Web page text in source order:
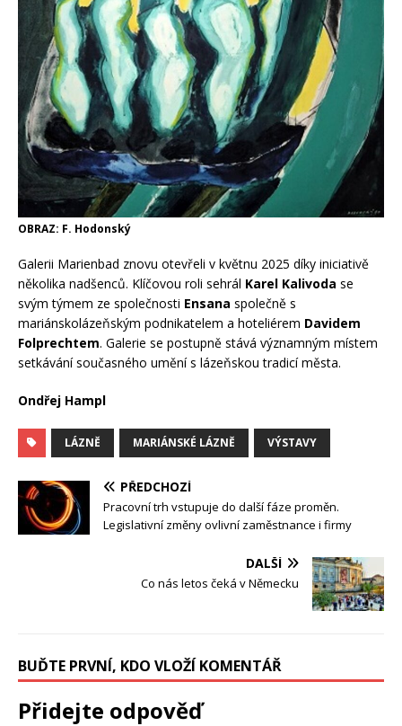
OBRAZ: F. Hodonský
Galerii Marienbad znovu otevřeli v květnu 2025 díky iniciativě
několika nadšenců. Klíčovou roli sehrál Karel Kalivoda se
svým týmem ze společnosti Ensana společně s
mariánskolázeňským podnikatelem a hoteliérem Davidem
Folprechtem. Galerie se postupně stává významným místem
setkávání současného umění s lázeňskou tradicí města.
Ondřej Hampl
LÁZNĚ MARIÁNSKÉ LÁZNĚ VÝSTAVY
PŘEDCHOZÍ
Pracovní trh vstupuje do další fáze proměn.
Legislativní změny ovlivní zaměstnance i firmy
DALŠÍ
Co nás letos čeká v Německu
BUĎTE PRVNÍ, KDO VLOŽÍ KOMENTÁŘ
Přidejte odpověď